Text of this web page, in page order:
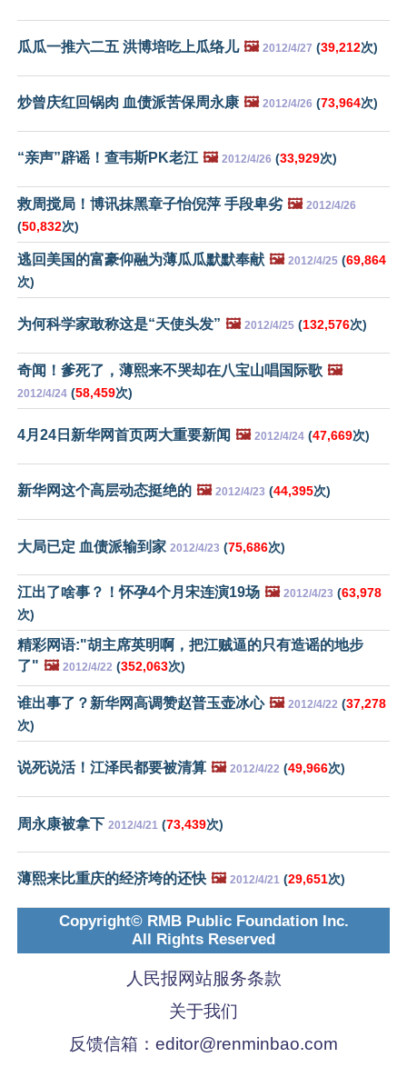
瓜瓜一推六二五 洪博培吃上瓜络儿 🖼️ 2012/4/27 (39,212次)
炒曾庆红回锅肉 血债派苦保周永康 🖼️ 2012/4/26 (73,964次)
“亲声”辟谣！查韦斯PK老江 🖼️ 2012/4/26 (33,929次)
救周搅局！博讯抹黑章子怡倪萍 手段卑劣 🖼️ 2012/4/26
(50,832次)
逃回美国的富豪仰融为薄瓜瓜默默奉献 🖼️ 2012/4/25 (69,864
次)
为何科学家敢称这是“天使头发” 🖼️ 2012/4/25 (132,576次)
奇闻！爹死了，薄熙来不哭却在八宝山唱国际歌 🖼️
2012/4/24 (58,459次)
4月24日新华网首页两大重要新闻 🖼️ 2012/4/24 (47,669次)
新华网这个高层动态挺绝的 🖼️ 2012/4/23 (44,395次)
大局已定 血债派输到家 2012/4/23 (75,686次)
江出了啥事？！怀孕4个月宋连演19场 🖼️ 2012/4/23 (63,978
次)
精彩网语:"胡主席英明啊，把江贼逼的只有造谣的地步
了" 🖼️ 2012/4/22 (352,063次)
谁出事了？新华网高调赞赵普玉壶冰心 🖼️ 2012/4/22 (37,278
次)
说死说活！江泽民都要被清算 🖼️ 2012/4/22 (49,966次)
周永康被拿下 2012/4/21 (73,439次)
薄熙来比重庆的经济垮的还快 🖼️ 2012/4/21 (29,651次)
Copyright© RMB Public Foundation Inc.
All Rights Reserved
人民报网站服务条款
关于我们
反馈信箱： editor@renminbao.com